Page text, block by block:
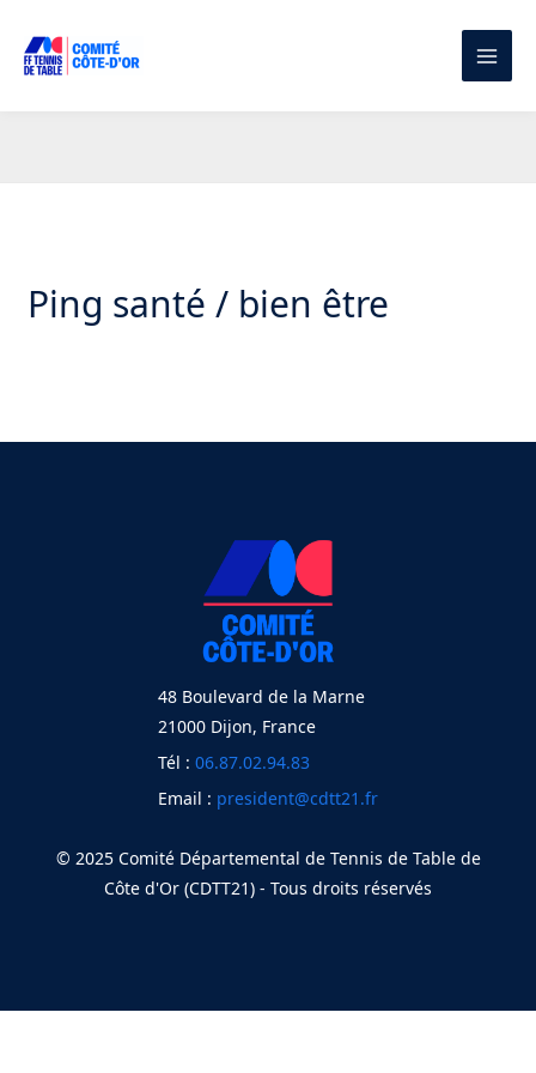
contenu
Ping santé / bien être
48 Boulevard de la Marne
21000 Dijon, France
Tél : 06.87.02.94.83
Email : president@cdtt21.fr
© 2025 Comité Départemental de Tennis de Table de
Côte d'Or (CDTT21) - Tous droits réservés